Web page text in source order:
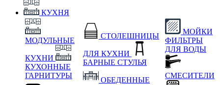
КУХНЯ
МОДУЛЬНЫЕ
КУХНИ
КУХОННЫЕ
ГАРНИТУРЫ
СТОЛЕШНИЦЫ
ДЛЯ КУХНИ
БАРНЫЕ СТУЛЬЯ
ОБЕДЕННЫЕ
МОЙКИ
ФИЛЬТРЫ
ДЛЯ ВОДЫ
СМЕСИТЕЛИ